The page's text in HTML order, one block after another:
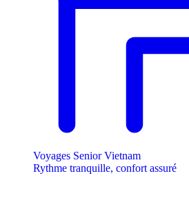
Voyages Senior Vietnam
Rythme tranquille, confort assuré